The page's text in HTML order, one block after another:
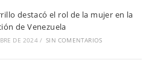
destacó el rol de la mujer en la
de Venezuela
DE 2024 / SIN COMENTARIOS